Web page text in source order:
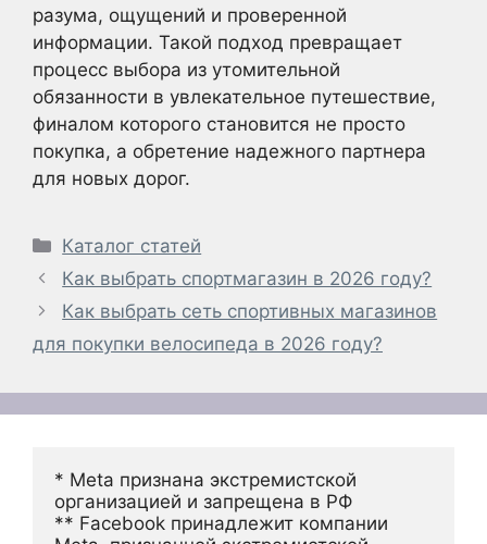
разума, ощущений и проверенной
информации. Такой подход превращает
процесс выбора из утомительной
обязанности в увлекательное путешествие,
финалом которого становится не просто
покупка, а обретение надежного партнера
для новых дорог.
Рубрики
Каталог статей
Как выбрать спортмагазин в 2026 году?
Как выбрать сеть спортивных магазинов
для покупки велосипеда в 2026 году?
* Meta признана экстремистской
организацией и запрещена в РФ
** Facebook принадлежит компании